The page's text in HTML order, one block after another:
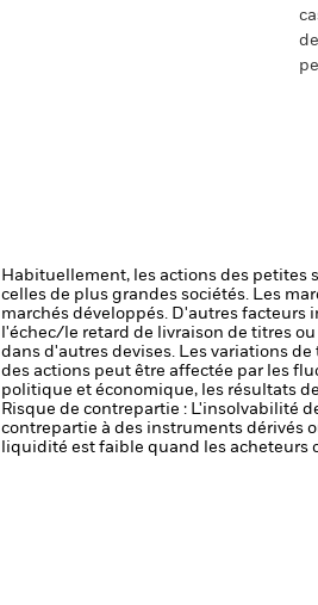
Habituellement, les actions des petites
celles de plus grandes sociétés. Les
marchés développés. D'autres
l'échec/le retard de livraison de titres
dans d'autres devises. Les variations
des actions peut être affectée par les
politique et économique, les résultats
Risque de contrepartie : L'insolvabilité
contrepartie à des instruments dérivés
liquidité est faible quand les acheteurs